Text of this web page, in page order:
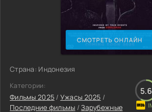
СМОТРЕТЬ ОНЛАЙН
Страна: Индонезия
Категории:
Фильмы 2025 / Ужасы 2025 /
Последние фильмы /Зарубежные
5.6